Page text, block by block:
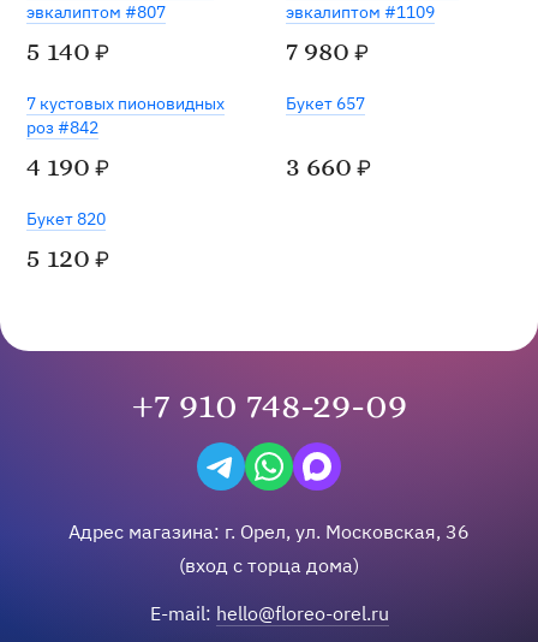
эвкалиптом #807
5 140 ₽
эвкалиптом #1109
7 980 ₽
7 кустовых пионовидных
роз #842
4 190 ₽
Букет 657
3 660 ₽
Букет 820
5 120 ₽
+7 910 748-29-09
Написать в Telegram
Написать на WhatsApp
Написать в Max
Адрес магазина: г. Орел, ул. Московская, 36
(вход с торца дома)
E-mail: hello@floreo-orel.ru